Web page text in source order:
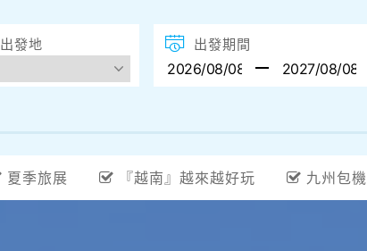
出發地 出發期間
夏季旅展 『越南』越來越好玩 九州包機